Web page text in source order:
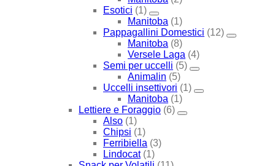
Esotici (1)
Manitoba (1)
Pappagallini Domestici (12)
Manitoba (8)
Versele Laga (4)
Semi per uccelli (5)
Animalin (5)
Uccelli insettivori (1)
Manitoba (1)
Lettiere e Foraggio (6)
Also (1)
Chipsi (1)
Ferribiella (3)
Lindocat (1)